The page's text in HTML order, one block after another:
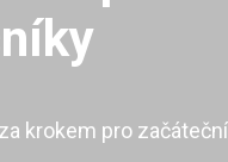
krokem pro